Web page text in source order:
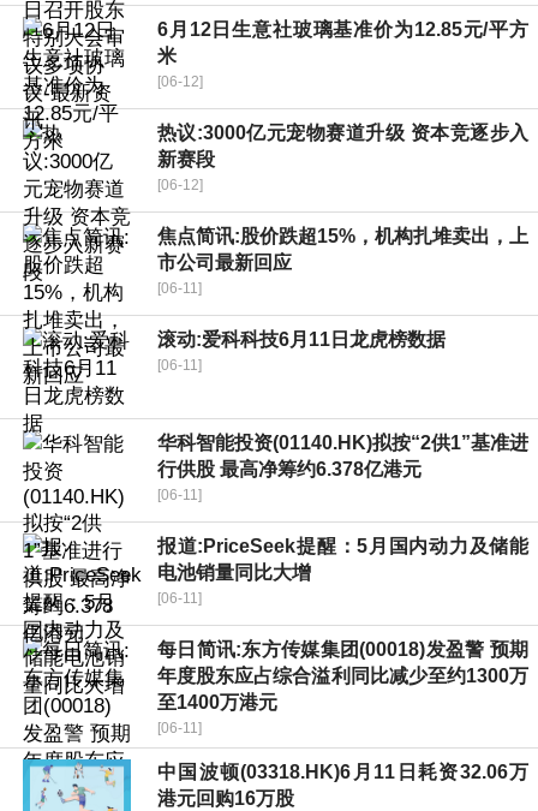
6月12日生意社玻璃基准价为12.85元/平方
米
[06-12]
热议:3000亿元宠物赛道升级 资本竞逐步入
新赛段
[06-12]
焦点简讯:股价跌超15%，机构扎堆卖出，上
市公司最新回应
[06-11]
滚动:爱科科技6月11日龙虎榜数据
[06-11]
华科智能投资(01140.HK)拟按“2供1”基准进
行供股 最高净筹约6.378亿港元
[06-11]
报道:PriceSeek提醒：5月国内动力及储能
电池销量同比大增
[06-11]
每日简讯:东方传媒集团(00018)发盈警 预期
年度股东应占综合溢利同比减少至约1300万
至1400万港元
[06-11]
中国波顿(03318.HK)6月11日耗资32.06万
港元回购16万股